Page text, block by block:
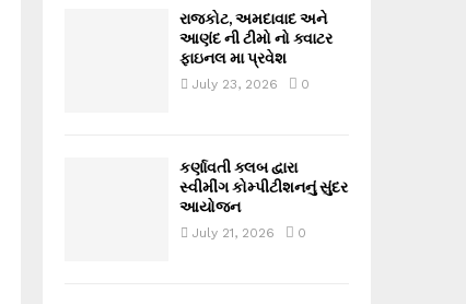
રાજકોટ, અમદાવાદ અને
આણંદ ની ટીમો નો ક્વાટર
ફાઇનલ મા પ્રવેશ
July 23, 2026 0
કર્ણાવતી ક્લબ દ્વારા
સ્વીમીંગ કોમ્પીટીશનનું સુંદર
આયોજન
July 21, 2026 0